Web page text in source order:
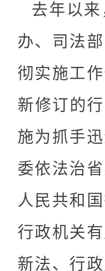
去年以
办、司法
彻实施工
新修订的
施为抓手
委依法治
人民共和
行政机关
新法、行